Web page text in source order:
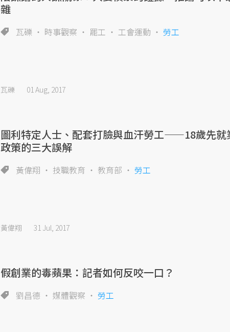
雜
瓦礫 時事觀察 罷工 工會運動 勞工
瓦礫 01 Aug, 2017
圖利特定人士、配套打臉與血汗勞工——18歲先就
政策的三大誤解
黃偉翔 技職教育 教育部 勞工
黃偉翔 31 Jul, 2017
假創業的毒蘋果：記者如何反咬一口？
劉昌德 媒體觀察 勞工